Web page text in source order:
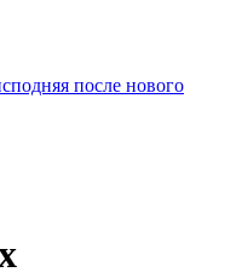
после нового